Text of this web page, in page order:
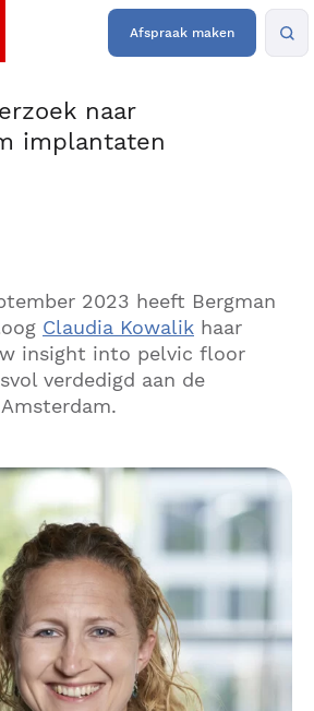
Afspraak maken
naar
implantaten
2023 heeft Bergman
Claudia Kowalik haar
insight into pelvic floor
verdedigd aan de